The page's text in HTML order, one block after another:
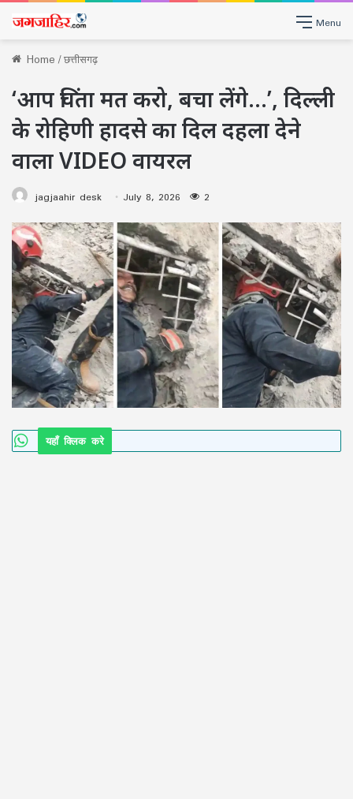
Menu
Home/छत्तीसगढ़
‘आप चिंता मत करो, बचा लेंगे…’, दिल्ली
के रोहिणी हादसे का दिल दहला देने
वाला VIDEO वायरल
jagjaahir desk July 8, 2026 2
यहाँ क्लिक करे